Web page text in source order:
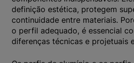
definição estética, protegem
continuidade entre materiais.
o perfil adequado, é essencial
diferenças técnicas e projetuais